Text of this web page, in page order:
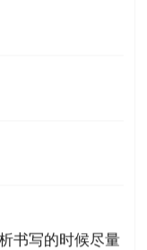
书写的时候尽量